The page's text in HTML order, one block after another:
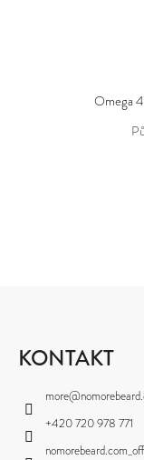
Omega
KONTAKT
more@
+420 720 978 771